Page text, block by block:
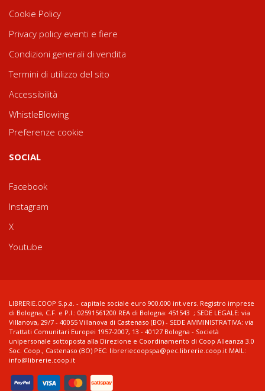
Cookie Policy
Privacy policy eventi e fiere
Condizioni generali di vendita
Termini di utilizzo del sito
Accessibilità
WhistleBlowing
Preferenze cookie
SOCIAL
Facebook
Instagram
X
Youtube
LIBRERIE.COOP S.p.a. - capitale sociale euro 900.000 int.vers. Registro imprese
di Bologna, C.F. e P.I.: 02591561200 REA di Bologna: 451543 ; SEDE LEGALE: via
Villanova, 29/7 - 40055 Villanova di Castenaso (BO) - SEDE AMMINISTRATIVA: via
Trattati Comunitari Europei 1957-2007, 13 - 40127 Bologna - Società
unipersonale sottoposta alla Direzione e Coordinamento di Coop Alleanza 3.0
Soc. Coop., Castenaso (BO) PEC: libreriecoopspa@pec.librerie.coop.it MAIL:
info@librerie.coop.it